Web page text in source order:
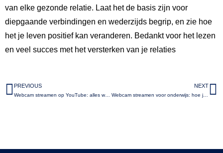
van elke gezonde relatie. Laat het de basis‌ zijn voor
diepgaande verbindingen en wederzijds begrip, en zie hoe
het je leven positief kan veranderen. Bedankt​ voor het lezen
en veel succes met het versterken van ⁢je⁢ relaties
PREVIOUS
Webcam streamen op YouTube: alles wat je moet weten
NEXT
Webcam streamen voor onderwijs: hoe je online lessen effectief kan geven